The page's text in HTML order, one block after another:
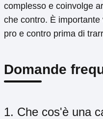
complesso e coinvolge
che contro. È
pro e contro prima di
Domande
1. Che cos'è una